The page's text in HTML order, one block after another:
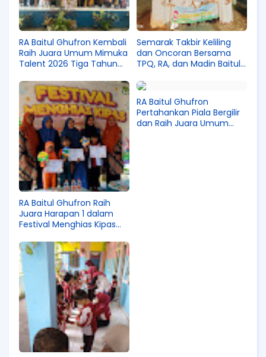
RA Baitul Ghufron Kembali
Raih Juara Umum Mimuka
Talent 2026 Tiga Tahun
Semarak Takbir Keliling
dan Oncoran Bersama
TPQ, RA, dan Madin Baitul
RA Baitul Ghufron Raih
Juara Harapan 1 dalam
Festival Menghias Kipas
Pagelaran
RA Baitul Ghufron
Pertahankan Piala Bergilir
dan Raih Juara Umum